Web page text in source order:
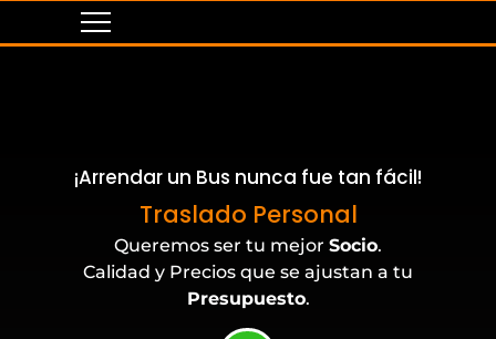
¡Arrendar un Bus nunca fue tan fácil!
Traslado Personal
Eventos Corporativos
Queremos ser tu mejor Socio.
Calidad y Precios que se ajustan a tu
Presupuesto.